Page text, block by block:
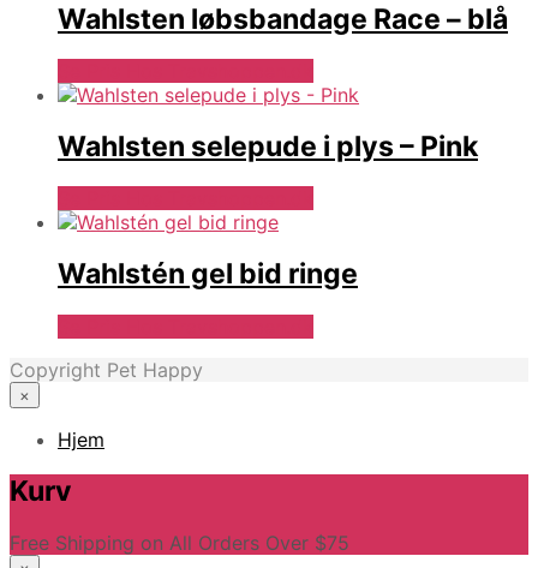
Wahlsten løbsbandage Race – blå
Wahlsten selepude i plys – Pink
Wahlstén gel bid ringe
Copyright Pet Happy
×
Hjem
Kurv
Free Shipping on All Orders Over $75